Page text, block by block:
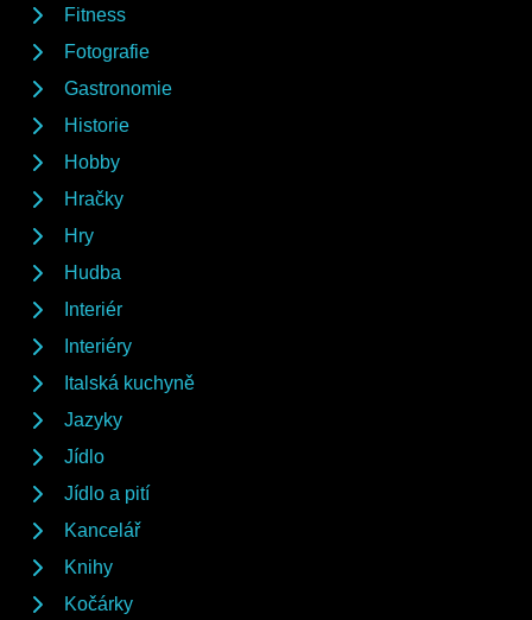
Fitness
Fotografie
Gastronomie
Historie
Hobby
Hračky
Hry
Hudba
Interiér
Interiéry
Italská kuchyně
Jazyky
Jídlo
Jídlo a pití
Kancelář
Knihy
Kočárky